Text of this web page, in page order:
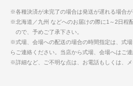
※各種決済が未完了の場合は発送が遅れる場合が
※北海道／九州 などへのお届けの際に1～2日程
ので、予めご了承下さい。
※式場、会場への配送の場合の時間指定は、式
らご連絡ください。当店から式場、会場へはご連
※詳細など、ご不明な点は、お電話もしくは、